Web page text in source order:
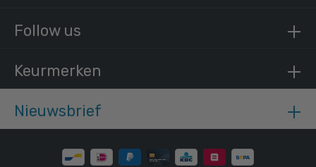
Nieuwsbrief
Follow us
Keurmerken